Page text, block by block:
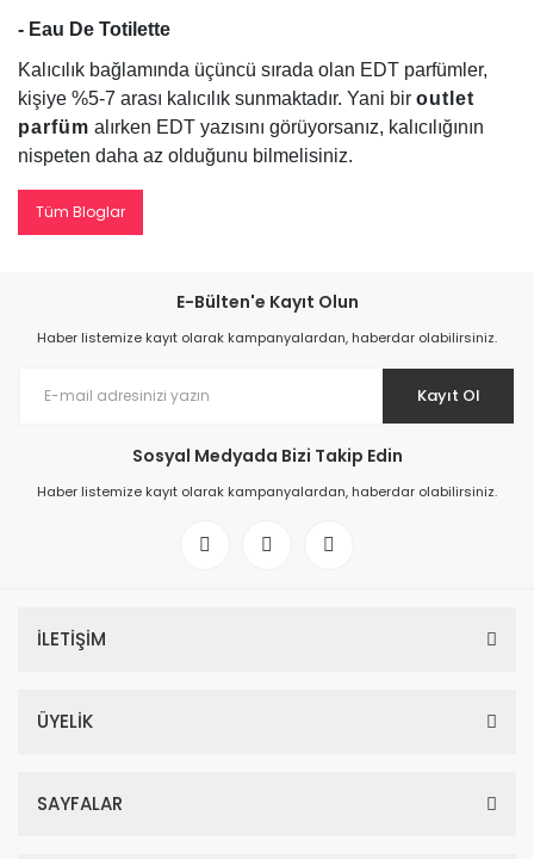
- Eau De Totilette
Kalıcılık bağlamında üçüncü sırada olan EDT parfümler,
kişiye %5-7 arası kalıcılık sunmaktadır. Yani bir outlet
parfüm alırken EDT yazısını görüyorsanız, kalıcılığının
nispeten daha az olduğunu bilmelisiniz.
Tüm Bloglar
E-Bülten'e Kayıt Olun
Haber listemize kayıt olarak kampanyalardan, haberdar olabilirsiniz.
Kayıt Ol
Sosyal Medyada Bizi Takip Edin
Haber listemize kayıt olarak kampanyalardan, haberdar olabilirsiniz.
İLETİŞİM
ÜYELİK
SAYFALAR